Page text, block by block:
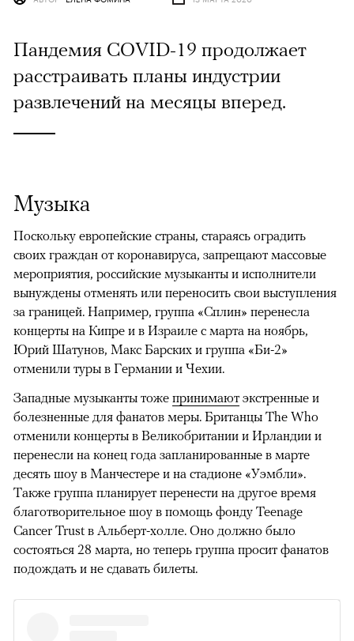
Пандемия COVID-19 продолжает
расстраивать планы индустрии
развлечений на месяцы вперед.
Музыка
Поскольку европейские страны, стараясь оградить
своих граждан от коронавируса, запрещают массовые
мероприятия, российские музыканты и исполнители
вынуждены отменять или переносить свои выступления
за границей. Например, группа «Сплин» перенесла
концерты на Кипре и в Израиле с марта на ноябрь,
Юрий Шатунов, Макс Барских и группа «Би-2»
отменили туры в Германии и Чехии.
Западные музыканты тоже принимают экстренные и
болезненные для фанатов меры. Британцы The Who
отменили концерты в Великобритании и Ирландии и
перенесли на конец года запланированные в марте
десять шоу в Манчестере и на стадионе «Уэмбли».
Также группа планирует перенести на другое время
благотворительное шоу в помощь фонду Teenage
Cancer Trust в Альберт-холле. Оно должно было
состояться 28 марта, но теперь группа просит фанатов
подождать и не сдавать билеты.